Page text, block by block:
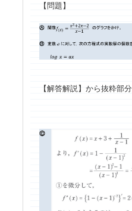
【問題】
【解答解説】から抜粋部分